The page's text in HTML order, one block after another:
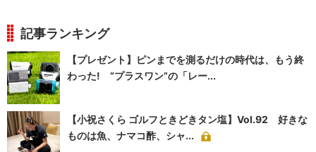
記事ランキング
【プレゼント】ピンまでを測るだけの時代は、もう終
わった! “プラスワン”の「レー...
【小祝さくら ゴルフときどきタン塩】Vol.92 好きな
ものは魚、ナマコ酢、シャ...